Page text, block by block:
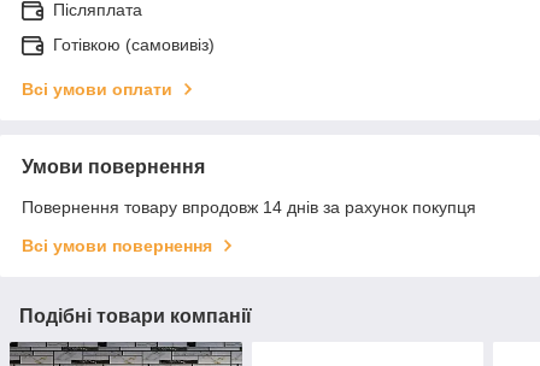
Післяплата
Готівкою (самовивіз)
Всі умови оплати
Умови повернення
Повернення товару впродовж 14 днів за рахунок покупця
Всі умови повернення
Подібні товари компанії